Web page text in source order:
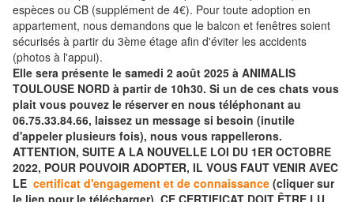
espèces ou CB (supplément de 4€). Pour toute adoption en
appartement, nous demandons que le balcon et fenêtres soient
sécurisés à partir du 3ème étage afin d'éviter les accidents
(photos à l'appui).
Elle sera présente le samedi 2 août 2025 à ANIMALIS
TOULOUSE NORD à partir de 10h30. Si un de ces chats vous
plait vous pouvez le réserver en nous téléphonant au
06.75.33.84.66, laissez un message si besoin (inutile
d'appeler plusieurs fois), nous vous rappellerons.
ATTENTION, SUITE A LA NOUVELLE LOI DU 1ER OCTOBRE
2022, POUR POUVOIR ADOPTER, IL VOUS FAUT VENIR AVEC
LE certificat d'engagement et de connaissance (cliquer sur